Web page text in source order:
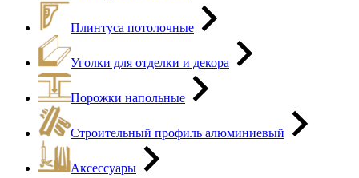
Плинтуса потолочные
Уголки для отделки и декора
Порожки напольные
Строительный профиль алюминиевый
Аксессуары